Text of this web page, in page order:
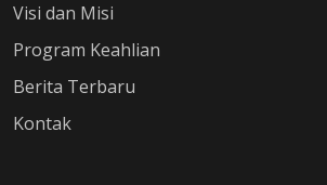
Visi dan Misi
Program Keahlian
Berita Terbaru
Kontak